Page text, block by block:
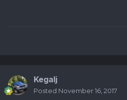
Kegalj
Posted November 16, 2017